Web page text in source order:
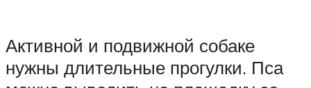
Активной и подвижной собаке
нужны длительные прогулки. Пса